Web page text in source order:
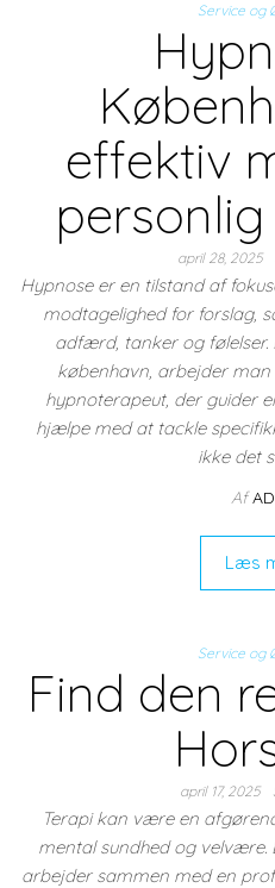
Service og
effektiv
april 28, 2025
Hypnose er en tilstand af
modtagelighed for forslag,
adfærd, tanker og
københavn, arbejder
hypnoterapeut, der guider
hjælpe med at tackle
ikke det
Af
Læs
Service og
Find den
april 17, 2025
Terapi kan være en
mental sundhed og
arbejder sammen med en